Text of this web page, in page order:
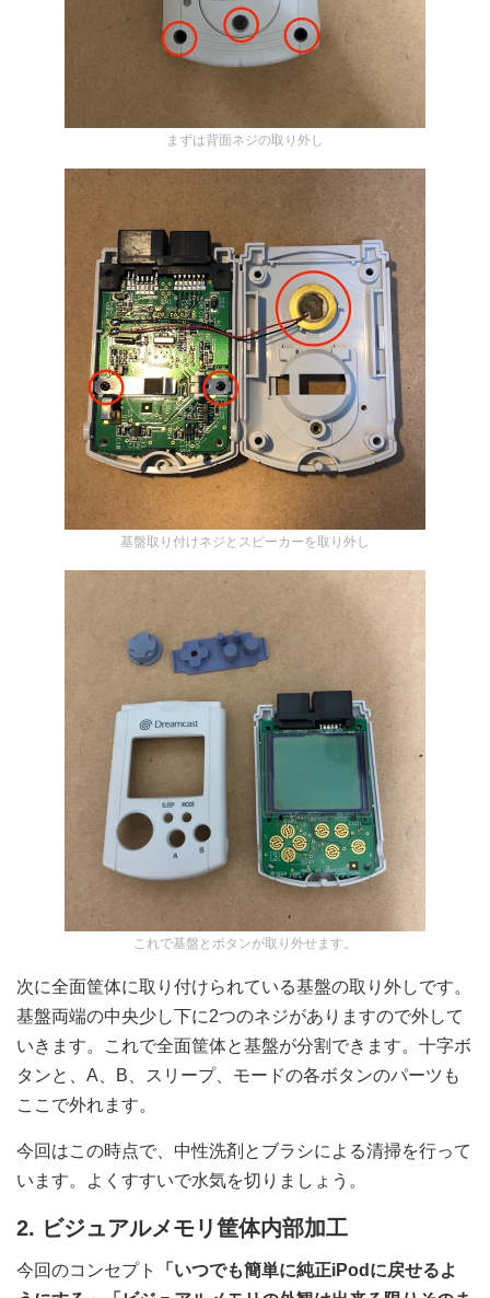
まずは背面ネジの取り外し
基盤取り付けネジとスピーカーを取り外し
これで基盤とボタンが取り外せます。
次に全面筐体に取り付けられている基盤の取り外しです。
基盤両端の中央少し下に2つのネジがありますので外して
いきます。これで全面筐体と基盤が分割できます。十字ボ
タンと、A、B、スリープ、モードの各ボタンのパーツも
ここで外れます。
今回はこの時点で、中性洗剤とブラシによる清掃を行って
います。よくすすいで水気を切りましょう。
2. ビジュアルメモリ筐体内部加工
今回のコンセプト
「いつでも簡単に純正iPodに戻せるよ